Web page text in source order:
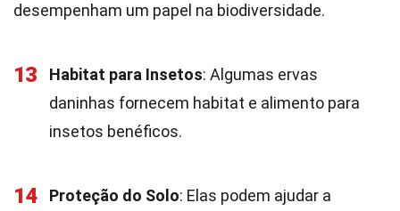
desempenham um papel na biodiversidade.
13 Habitat para Insetos: Algumas ervas
daninhas fornecem habitat e alimento para
insetos benéficos.
14 Proteção do Solo: Elas podem ajudar a